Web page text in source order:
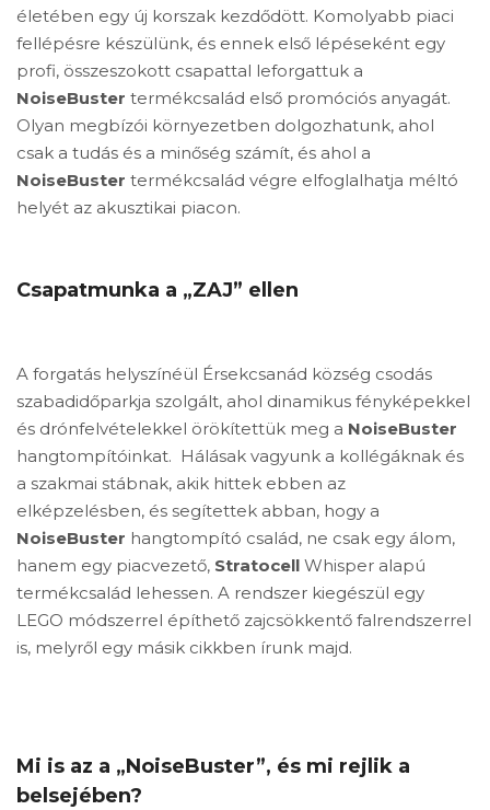
életében egy új korszak kezdődött. Komolyabb piaci
fellépésre készülünk, és ennek első lépéseként egy
profi, összeszokott csapattal leforgattuk a
NoiseBuster termékcsalád első promóciós anyagát.
Olyan megbízói környezetben dolgozhatunk, ahol
csak a tudás és a minőség számít, és ahol a
NoiseBuster termékcsalád végre elfoglalhatja méltó
helyét az akusztikai piacon.
Csapatmunka a „ZAJ” ellen
A forgatás helyszínéül Érsekcsanád község csodás
szabadidőparkja szolgált, ahol dinamikus fényképekkel
és drónfelvételekkel örökítettük meg a NoiseBuster
hangtompítóinkat. Hálásak vagyunk a kollégáknak és
a szakmai stábnak, akik hittek ebben az
elképzelésben, és segítettek abban, hogy a
NoiseBuster hangtompító család, ne csak egy álom,
hanem egy piacvezető, Stratocell Whisper alapú
termékcsalád lehessen. A rendszer kiegészül egy
LEGO módszerrel építhető zajcsökkentő falrendszerrel
is, melyről egy másik cikkben írunk majd.
Mi is az a „NoiseBuster”, és mi rejlik a
belsejében?